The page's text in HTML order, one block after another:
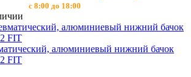
с 8:00 до 18:00
алюминиевый нижний бачок
FIT